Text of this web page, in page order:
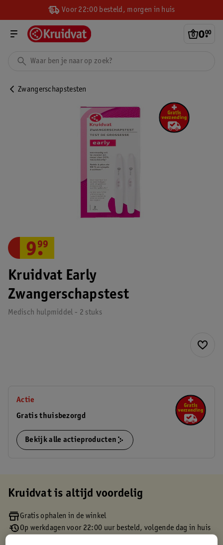
Voor 22:00 besteld, morgen in huis
0.
00
Zwangerschapstesten
Kruidvat Early
Zwangerschapstest
Medisch hulpmiddel - 2 stuks
9.
99
Actie
Gratis thuisbezorgd
Bekijk alle actieproducten
Kruidvat is altijd voordelig
Gratis ophalen in de winkel
Op werkdagen voor 22:00 uur besteld, volgende dag in huis